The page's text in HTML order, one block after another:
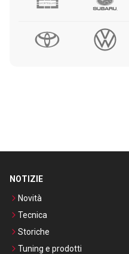
NOTIZIE
Novità
Tecnica
Storiche
Tuning e prodotti